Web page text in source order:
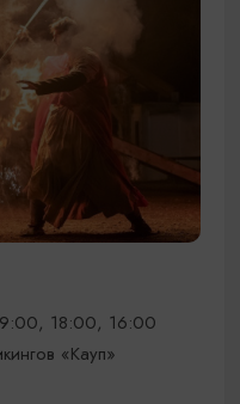
18:00, 16:00
«Кауп»